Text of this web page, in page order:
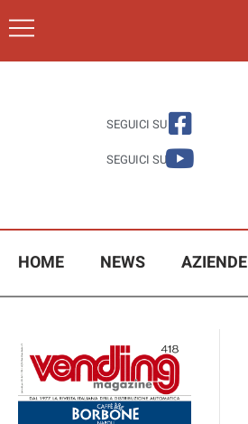
SEGUICI SU
SEGUICI SU
HOME NEWS AZIENDE